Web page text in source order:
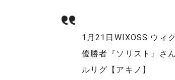
1月21日WIXOSS ウィ
優勝者『ソリスト』さん
ルリグ【アキノ】